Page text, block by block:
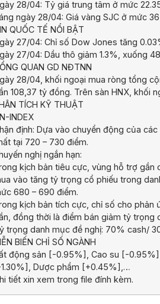
28/04: Tỷ giá trung tâm ở mức
ngày 28/04: Giá vàng SJC ở mức
QUỐC TẾ NỔI BẬT
27/04: Chỉ số Dow Jones tăng
27/04: Dầu thô giảm 1.3%, xuống
QUAN GD NĐTNN
28/04, khối ngoại mua ròng tổng
108,37 tỷ đồng. Trên sàn HNX, khối
TÍCH KỸ THUẬT
INDEX
định: Dựa vào chuyển động của
tại 720 – 730 điểm.
nghị ngắn hạn:
kịch bản tiêu cực, vùng hỗ trợ
vào tăng tỷ trọng cổ phiếu trong
680 – 690 điểm.
kịch bản tích cực, chỉ số cho phản
đồng thời là điểm bán giảm tỷ trọng
trọng danh mục đề nghị: 70% cash/
BIẾN CHỈ SỐ NGÀNH
động sản [-0.95%], Cao su [-
Dược phẩm [+0.45%],…
tiết xin xem trong file đính kèm.